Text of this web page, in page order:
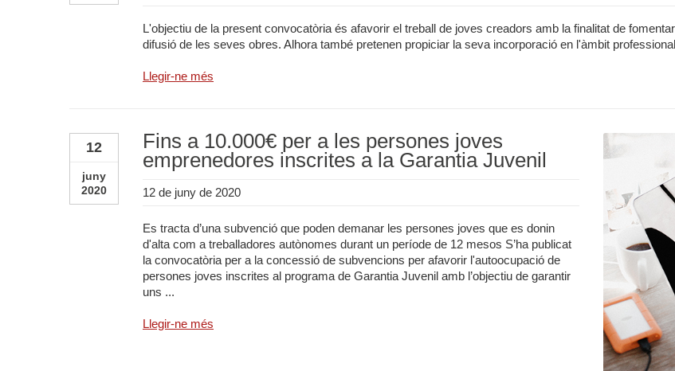
L'objectiu de la present convocatòria és afavorir el treball de joves creadors amb la finalitat de
difusió de les seves obres. Alhora també pretenen propiciar la seva incorporació en l'àmbit
Llegir-ne més
12
juny
2020
Fins a 10.000€ per a les persones joves
emprenedores inscrites a la Garantia Juvenil
12 de juny de 2020
Es tracta d’una subvenció que poden demanar les persones joves que es donin
d'alta com a treballadores autònomes durant un període de 12 mesos S’ha publicat
la convocatòria per a la concessió de subvencions per afavorir l'autoocupació de
persones joves inscrites al programa de Garantia Juvenil amb l’objectiu de garantir
uns ...
Llegir-ne més